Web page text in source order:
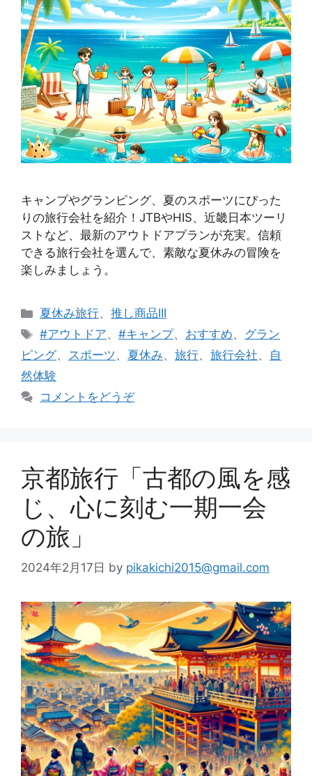
キャンプやグランピング、夏のスポーツにぴった
りの旅行会社を紹介！JTBやHIS、近畿日本ツーリ
ストなど、最新のアウトドアプランが充実。信頼
できる旅行会社を選んで、素敵な夏休みの冒険を
楽しみましょう。
カ
テ
リ
ー
夏休み旅行、推し商品III
タ
グ
#アウトドア、#キャンプ、 おすすめ、 グラン
ピング、 スポーツ 、 夏休み、 旅行、 旅行会社、 自
然体験
コメントをどうぞ
京都旅行「古都の風を感
じ、心に刻む一期一会
の旅」
2024年2月17日 by pikakichi2015@gmail.com